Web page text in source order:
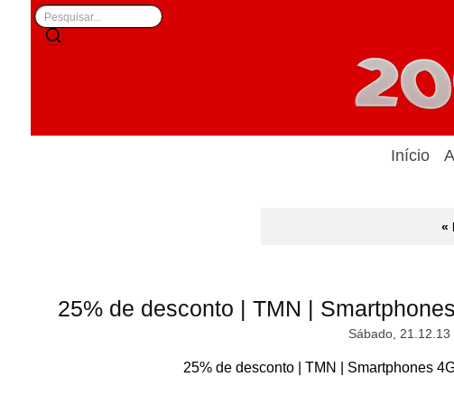
Início
«
25% de desconto | TMN |
Sábado, 21.12.13
25% de desconto | TMN | Smartphones